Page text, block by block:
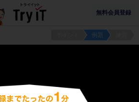
無料会員登録
例題